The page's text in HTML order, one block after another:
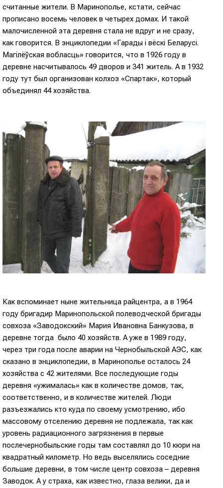
считанные жители. В Маринополье, кстати, сейчас
прописано восемь человек в четырех домах. И такой
малочисленной эта деревня стала не вдруг и не сразу,
как говорится. В энциклопедии «Гарады і вёскі Беларусі.
Магілёўская вобласць» говорится, что в 1926 году в
деревне насчитывалось 49 дворов и 341 житель. А в 1932
году тут был организован колхоз «Спартак», который
объединял 44 хозяйства.
Как вспоминает ныне жительница райцентра, а в 1964
году бригадир Маринопольской полеводческой бригады
совхоза «Заводокский» Мария Ивановна Банкузова, в
деревне тогда было 40 хозяйств. А уже в 1989 году,
через три года после аварии на Чернобыльской АЭС, как
сказано в энциклопедии, в Маринополье осталось 24
хозяйства с 42 жителями. Все последующие годы
деревня «ужималась» как в количестве домов, так,
соответственно, и в количестве жителей. Люди
разъезжались кто куда по своему усмотрению, ибо
массовому отселению деревня не подлежала, так как
уровень радиационного загрязнения в первые
послечернобыльские годы там составлял до 10 кюри на
квадратный километр. Но ведь выселялись соседние
большие деревни, в том числе центр совхоза – деревня
Заводок. А у страха, как известно, глаза велики, да и